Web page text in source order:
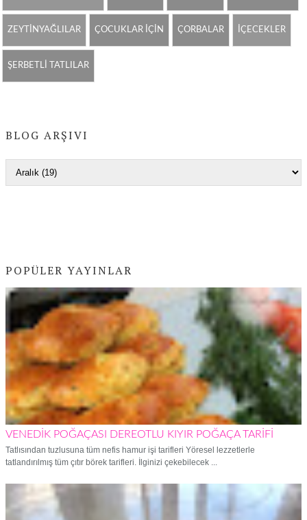
ZEYTİNYAĞLILAR ÇOCUKLAR İÇİN ÇORBALAR İÇECEKLER
ŞERBETLİ TATLILAR
BLOG ARŞIVI
POPÜLER YAYINLAR
VENEDİK POĞAÇASI DEREOTLU KIYIR POĞAÇA TARİFİ
Tatlısından tuzlusuna tüm nefis hamur işi tarifleri Yöresel lezzetlerle
tatlandırılmış tüm çıtır börek tarifleri. İlginizi çekebilecek ...